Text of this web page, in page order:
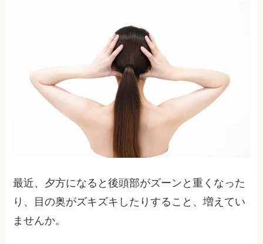
最近、夕方になると後頭部がズーンと重くなった
り、目の奥がズキズキしたりすること、増えてい
ませんか。